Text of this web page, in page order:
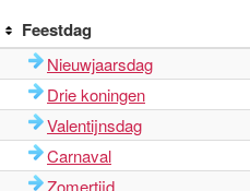
Feestdag
Nieuwjaarsdag
Drie koningen
Valentijnsdag
Carnaval
Zomertijd